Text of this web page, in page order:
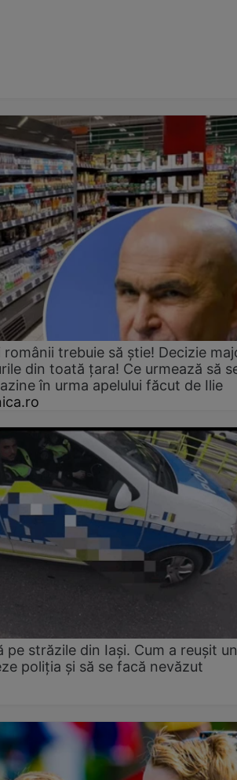
trebuie să știe! Decizie
din toată țara! Ce urmează să
în urma apelului făcut de Ilie
pe străzile din Iași. Cum a reușit un
poliția și să se facă nevăzut